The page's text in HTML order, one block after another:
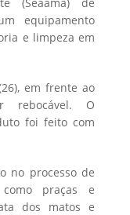
equipamento
e limpeza em
em frente ao
rebocável. O
foi feito com
no processo de
praças e
dos matos e